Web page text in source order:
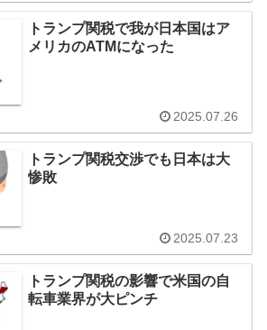
トランプ関税で我が日本国はア
メリカのATMになった
2025.07.26
トランプ関税交渉でも日本は大
惨敗
2025.07.23
トランプ関税の影響で米国の自
転車業界が大ピンチ